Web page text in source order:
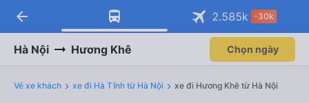
arrow_back 2.585k -30k
Hà Nội Hương Khê Chọn ngày
Vé xe khách xe đi Hà Tĩnh từ Hà Nội xe đi Hương Khê từ Hà Nội